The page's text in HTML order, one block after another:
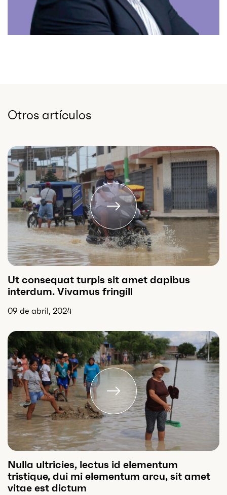
Otros artículos
Ut consequat turpis sit amet dapibus
interdum. Vivamus fringill
09 de abril, 2024
Nulla ultricies, lectus id elementum
tristique, dui mi elementum arcu, sit amet
vitae est dictum